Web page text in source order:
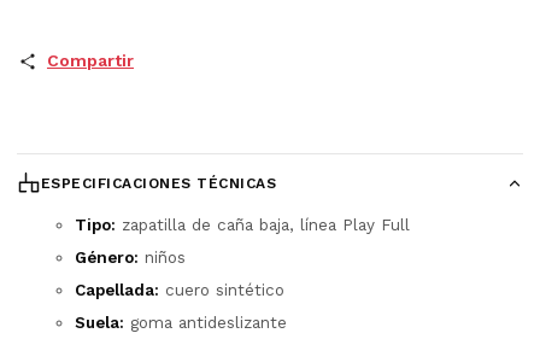
Compartir
ESPECIFICACIONES TÉCNICAS
Tipo: zapatilla de caña baja, línea Play Full
Género: niños
Capellada: cuero sintético
Suela: goma antideslizante